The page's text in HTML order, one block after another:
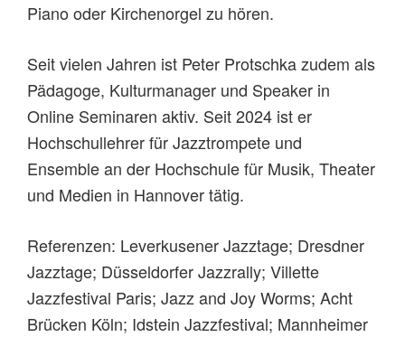
Piano oder Kirchenorgel zu hören.
Seit vielen Jahren ist Peter Protschka zudem als
Pädagoge, Kulturmanager und Speaker in
Online Seminaren aktiv. Seit 2024 ist er
Hochschullehrer für Jazztrompete und
Ensemble an der Hochschule für Musik, Theater
und Medien in Hannover tätig.
Referenzen: Leverkusener Jazztage; Dresdner
Jazztage; Düsseldorfer Jazzrally; Villette
Jazzfestival Paris; Jazz and Joy Worms; Acht
Brücken Köln; Idstein Jazzfestival; Mannheimer